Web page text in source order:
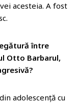
acesteia. A fost
între
Otto Barbarul,
adolescență cu